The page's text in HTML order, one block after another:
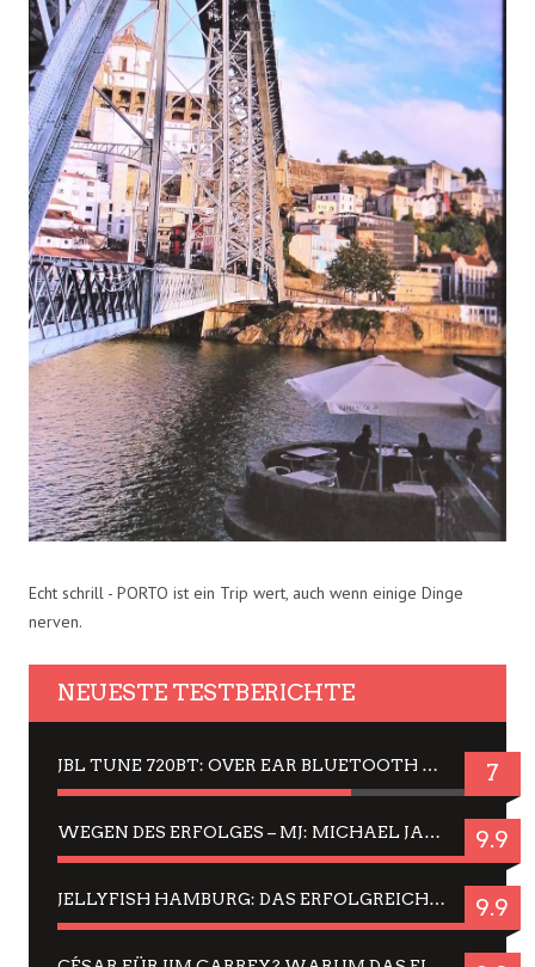
Echt schrill - PORTO ist ein Trip wert, auch wenn einige Dinge
nerven.
NEUESTE TESTBERICHTE
JBL TUNE 720BT: OVER EAR BLUETOOTH KOPFHÖRER UM DIE 50,-€ IM DAUER-TEST 7
WEGEN DES ERFOLGES – MJ: MICHAEL JACKSON MUSICAL IN EINER MATINEE SEHEN 9.9
JELLYFISH HAMBURG: DAS ERFOLGREICHE SOMMER-MENÜ 2025 IN GEFÜHLEN UND BILDERN 9.9